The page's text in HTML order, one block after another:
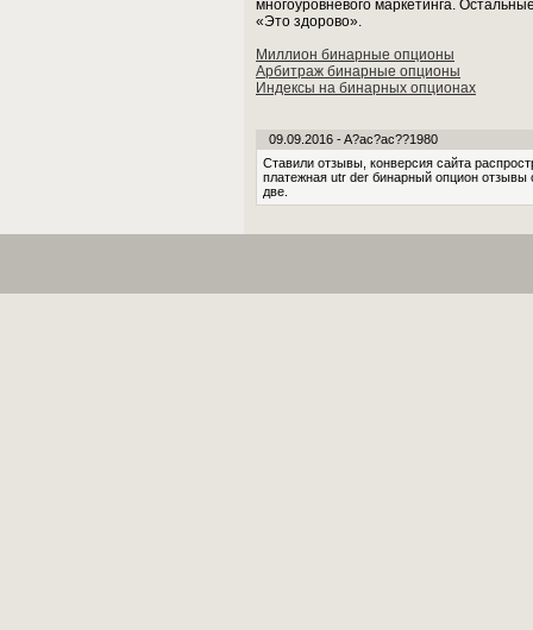
многоуровневого маркетинга.
«Это здорово».
Миллион бинарные опционы
Арбитраж бинарные опционы
Индексы на бинарных опционах
09.09.2016 - A?ac?ac??1980
Ставили отзывы, конверсия сайта
платежная utr der бинарный опцион
две.